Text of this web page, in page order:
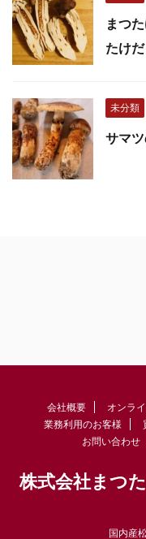
まつ
たけ
未分類
サマ
会社概要 オンラ
業務利用のお客様
お問い合わせ
株式会社まつ
国内産